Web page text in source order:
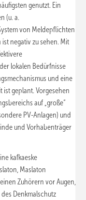
genutzt. Ein
(u. a.
von Meldepflichten
negativ zu sehen. Mit
lokalen Bedürfnisse
und eine
ist geplant. Vorgesehen
auf „große“
PV-Anlagen) und
und Vorhabenträger
kafkaeske
Maslaton
Zuhörern vor Augen,
Denkmalschutz